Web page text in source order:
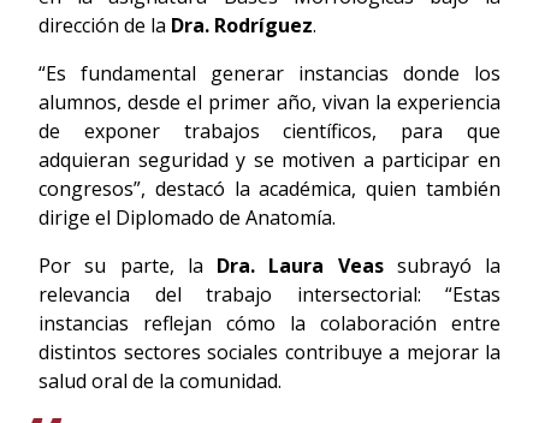
dirección de la Dra. Rodríguez.
“Es fundamental generar instancias donde los
alumnos, desde el primer año, vivan la experiencia
de exponer trabajos científicos, para que
adquieran seguridad y se motiven a participar en
congresos”, destacó la académica, quien también
dirige el Diplomado de Anatomía.
Por su parte, la Dra. Laura Veassubrayó la
relevancia del trabajo intersectorial: “Estas
instancias reflejan cómo la colaboración entre
distintos sectores sociales contribuye a mejorar la
salud oral de la comunidad.